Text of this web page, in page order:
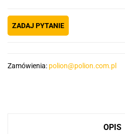
ZADAJ PYTANIE
Zamówienia: polion@polion.com.pl
OPIS